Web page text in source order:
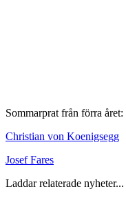
Sommarprat från förra året:
Christian von Koenigsegg
Josef Fares
Laddar relaterade nyheter...